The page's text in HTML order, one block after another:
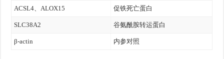
ACSL4、ALOX15 促铁死亡蛋白
SLC38A2 谷氨酰胺转运蛋白
β-actin 内参对照